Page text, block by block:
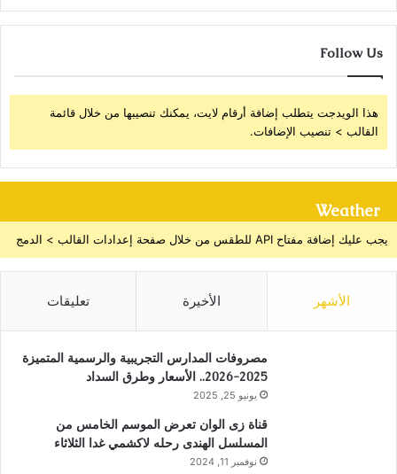
Follow Us
هذا الويدجت يتطلب إضافة أرقام لايت، يمكنك تنصيبها من خلال قائمة
القالب > تنصيب الإضافات.
Weather
يجب عليك إضافة مفتاح API للطقس من خلال صفحة إعدادات القالب > الدمج
الأشهر الأخيرة تعليقات
مصروفات المدارس التجريبية والرسمية المتميزة
2025-2026.. الأسعار وطرق السداد
يونيو 25, 2025
قناة زى الوان تعرض الموسم الخامس من
المسلسل الهندى رحله لاكشمي غدا الثلاثاء
نوفمبر 11, 2024